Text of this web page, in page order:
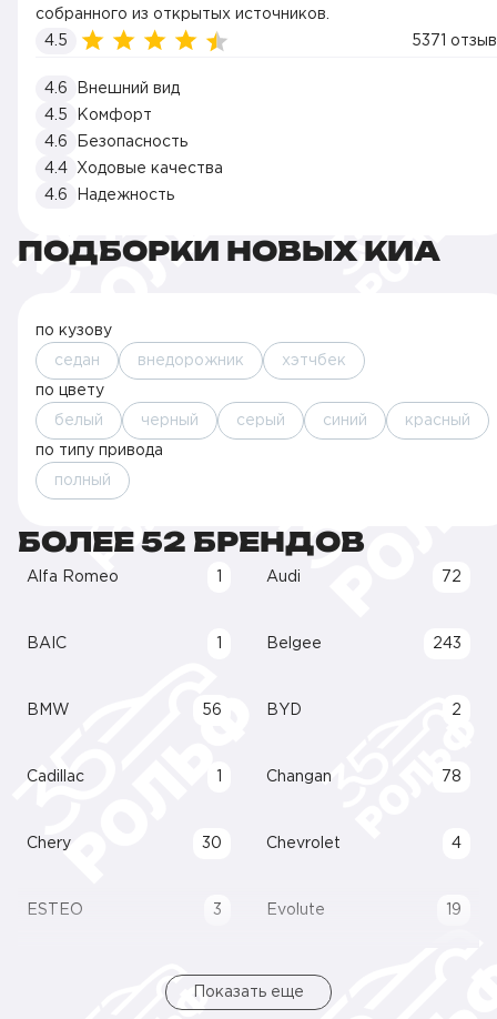
собранного из открытых источников.
4.5
5371 отзыв
4.6
Внешний вид
4.5
Комфорт
4.6
Безопасность
4.4
Ходовые качества
4.6
Надежность
ПОДБОРКИ НОВЫХ КИА
по кузову
седан внедорожник хэтчбек
по цвету
белый черный серый синий красный
по типу привода
полный
БОЛЕЕ 52 БРЕНДОВ
Alfa Romeo Audi 72
BAIC Belgee 243
BMW 56 BYD 2
Cadillac Changan 78
Chery 30 Chevrolet 4
ESTEO 3 Evolute 19
Показать еще